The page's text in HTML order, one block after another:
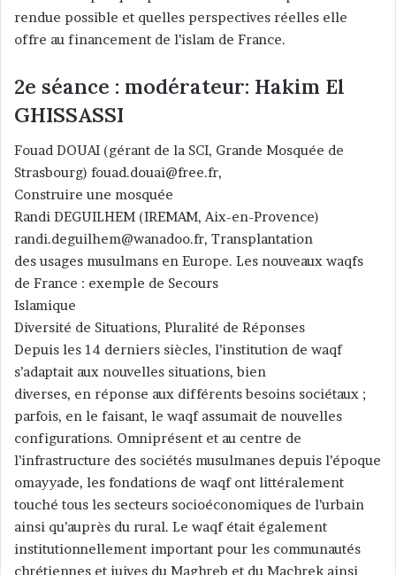
rendue possible et quelles perspectives réelles elle
offre au financement de l’islam de France.
2e séance : modérateur: Hakim El
GHISSASSI
Fouad DOUAI (gérant de la SCI, Grande Mosquée de
Strasbourg) fouad.douai@free.fr,
Construire une mosquée
Randi DEGUILHEM (IREMAM, Aix-en-Provence)
randi.deguilhem@wanadoo.fr, Transplantation
des usages musulmans en Europe. Les nouveaux waqfs
de France : exemple de Secours
Islamique
Diversité de Situations, Pluralité de Réponses
Depuis les 14 derniers siècles, l’institution de waqf
s’adaptait aux nouvelles situations, bien
diverses, en réponse aux différents besoins sociétaux ;
parfois, en le faisant, le waqf assumait de nouvelles
configurations. Omniprésent et au centre de
l’infrastructure des sociétés musulmanes depuis l’époque
omayyade, les fondations de waqf ont littéralement
touché tous les secteurs socioéconomiques de l’urbain
ainsi qu’auprès du rural. Le waqf était également
institutionnellement important pour les communautés
chrétiennes et juives du Maghreb et du Machrek ainsi